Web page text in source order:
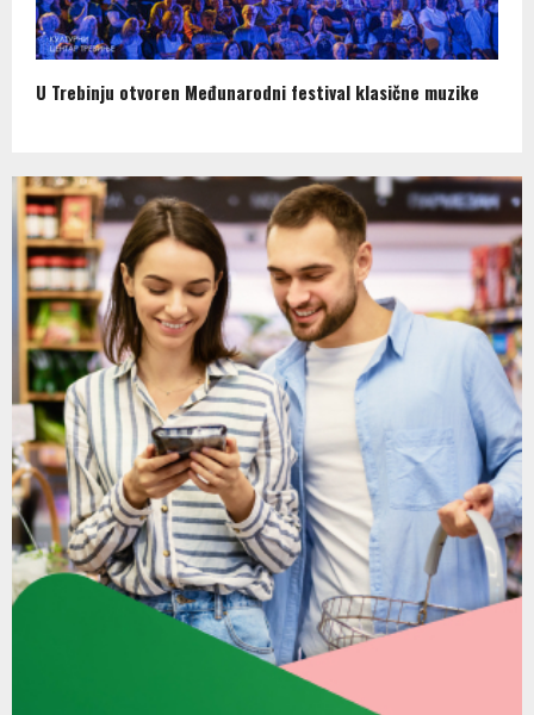
U Trebinju otvoren Međunarodni festival klasične muzike